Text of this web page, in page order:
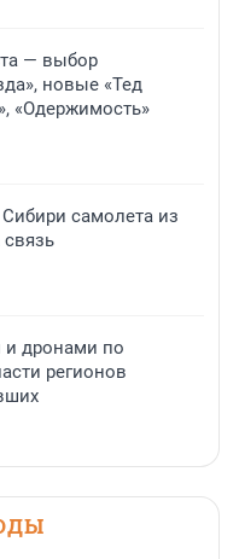
— выбор
новые «Тед
«Одержимость»
самолета из
и дронами по
регионов